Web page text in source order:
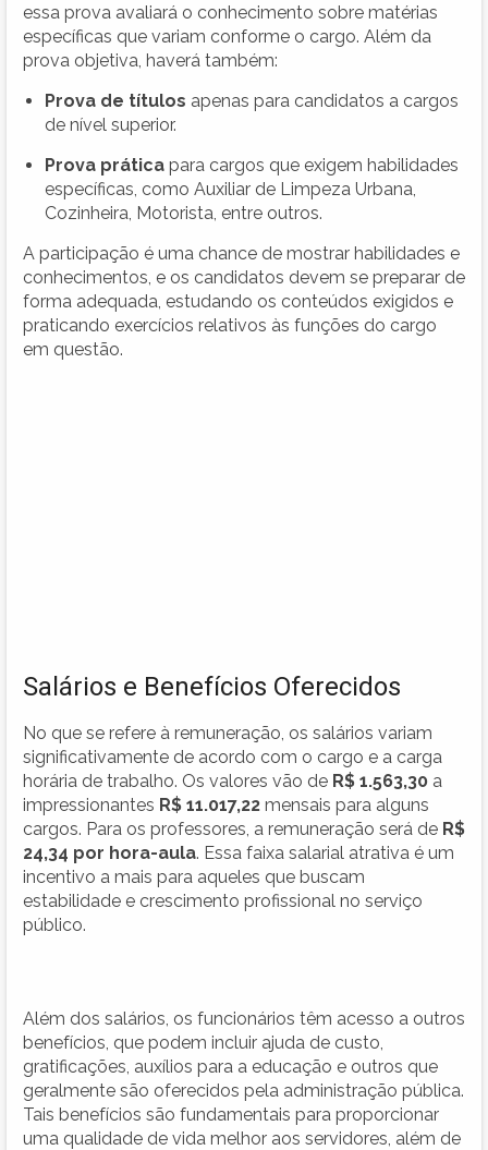
essa prova avaliará o conhecimento sobre matérias
específicas que variam conforme o cargo. Além da
prova objetiva, haverá também:
Prova de títulos apenas para candidatos a cargos
de nível superior.
Prova prática para cargos que exigem habilidades
específicas, como Auxiliar de Limpeza Urbana,
Cozinheira, Motorista, entre outros.
A participação é uma chance de mostrar habilidades e
conhecimentos, e os candidatos devem se preparar de
forma adequada, estudando os conteúdos exigidos e
praticando exercícios relativos às funções do cargo
em questão.
Salários e Benefícios Oferecidos
No que se refere à remuneração, os salários variam
significativamente de acordo com o cargo e a carga
horária de trabalho. Os valores vão de R$ 1.563,30 a
impressionantes R$ 11.017,22 mensais para alguns
cargos. Para os professores, a remuneração será de R$
24,34 por hora-aula. Essa faixa salarial atrativa é um
incentivo a mais para aqueles que buscam
estabilidade e crescimento profissional no serviço
público.
Além dos salários, os funcionários têm acesso a outros
benefícios, que podem incluir ajuda de custo,
gratificações, auxílios para a educação e outros que
geralmente são oferecidos pela administração pública.
Tais benefícios são fundamentais para proporcionar
uma qualidade de vida melhor aos servidores, além de